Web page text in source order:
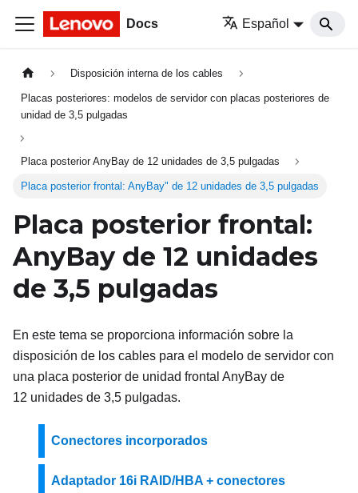
Docs Español
Disposición interna de los cables
Placas posteriores: modelos de servidor con placas posteriores de
unidad de 3,5 pulgadas
Placa posterior AnyBay de 12 unidades de 3,5 pulgadas
Placa posterior frontal: AnyBay" de 12 unidades de 3,5 pulgadas
Placa posterior frontal:
AnyBay de 12 unidades
de 3,5 pulgadas
En este tema se proporciona información sobre la
disposición de los cables para el modelo de servidor con
una placa posterior de unidad frontal AnyBay de
12 unidades de 3,5 pulgadas.
Conectores incorporados
Adaptador 16i RAID/HBA + conectores